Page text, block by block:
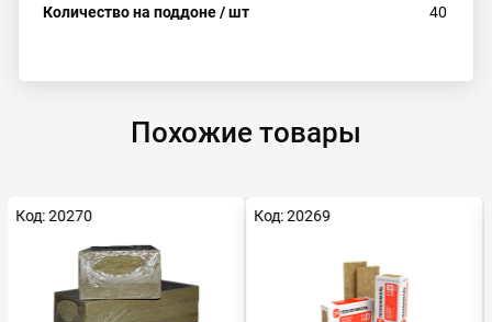
Количество на поддоне / шт 40
Похожие товары
Код: 20270 Код: 20269